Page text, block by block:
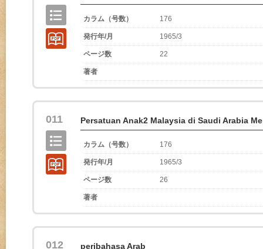
カラム（号数） 176
発行年/月 1965/3
ページ数 22
著者
011 Persatuan Anak2 Malaysia di Saudi Arabia
カラム（号数） 176
発行年/月 1965/3
ページ数 26
著者
012 peribahasa Arab